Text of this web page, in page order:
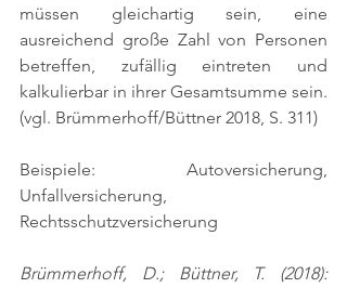
müssen gleichartig sein, eine
ausreichend große Zahl von Personen
betreffen, zufällig eintreten und
(vgl. Brümmerhoff/Büttner 2018, S. 311)
Beispiele: Autoversicherung,
Unfallversicherung,
Rechtsschutzversicherung
Brümmerhoff, D.; Büttner, T. (2018):